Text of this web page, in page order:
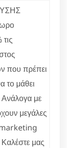
ωρο
που πρέπει
το μάθει
Ανάλογα με
μεγάλες
marketing
Καλέστε μας